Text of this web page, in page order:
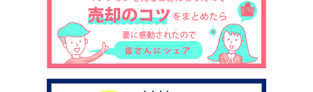
イエジンくんの紹介
運営会社